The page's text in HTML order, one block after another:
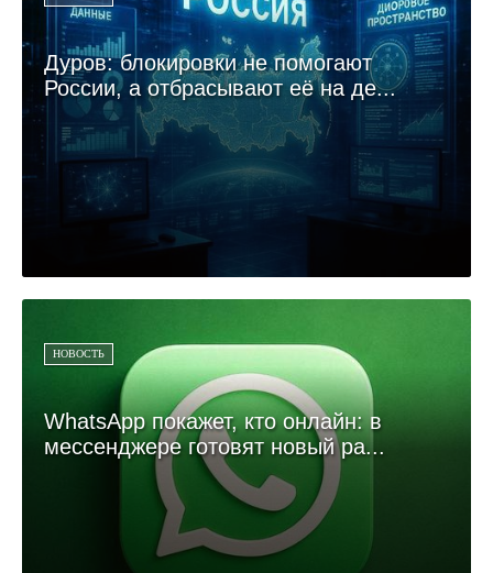
Дуров: блокировки не помогают
России, а отбрасывают её на де...
НОВОСТЬ
WhatsApp покажет, кто онлайн: в
мессенджере готовят новый ра...